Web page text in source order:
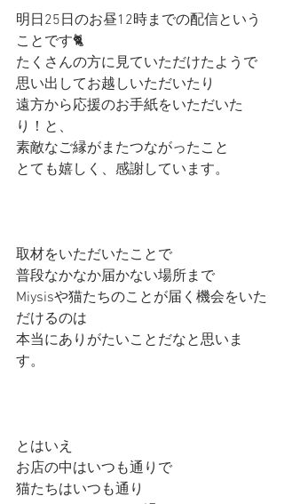
明日25日のお昼12時までの配信という
ことです🐈
たくさんの方に見ていただけたようで
思い出してお越しいただいたり
遠方から応援のお手紙をいただいた
り！と、
素敵なご縁がまたつながったこと
とても嬉しく、感謝しています。
取材をいただいたことで
普段なかなか届かない場所まで
Miysisや猫たちのことが届く機会をいた
だけるのは
本当にありがたいことだなと思いま
す。
とはいえ
お店の中はいつも通りで
猫たちはいつも通り